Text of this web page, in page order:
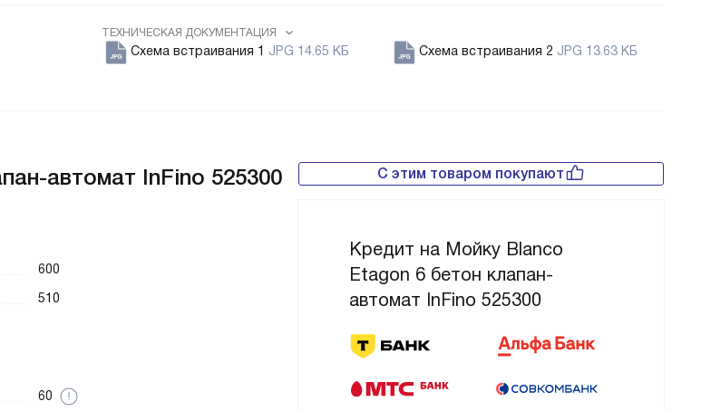
ТЕХНИЧЕСКАЯ ДОКУМЕНТАЦИЯ
Схема встраивания 1 JPG 14.65 КБ Схема встраивания 2 JPG 13.63 КБ
С этим товаром покупают
Кредит на Мойку Blanco
Etagon 6 бетон клапан-
автомат InFino 525300
автомат InFino 525300
600
510
60